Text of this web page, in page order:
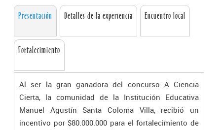
Presentación Detalles de la experiencia Encuentro local
Fortalecimiento
Al ser la gran ganadora del concurso A Ciencia
Cierta, la comunidad de la Institución Educativa
Manuel Agustín Santa Coloma Villa, recibió un
incentivo por $80.000.000 para el fortalecimiento de